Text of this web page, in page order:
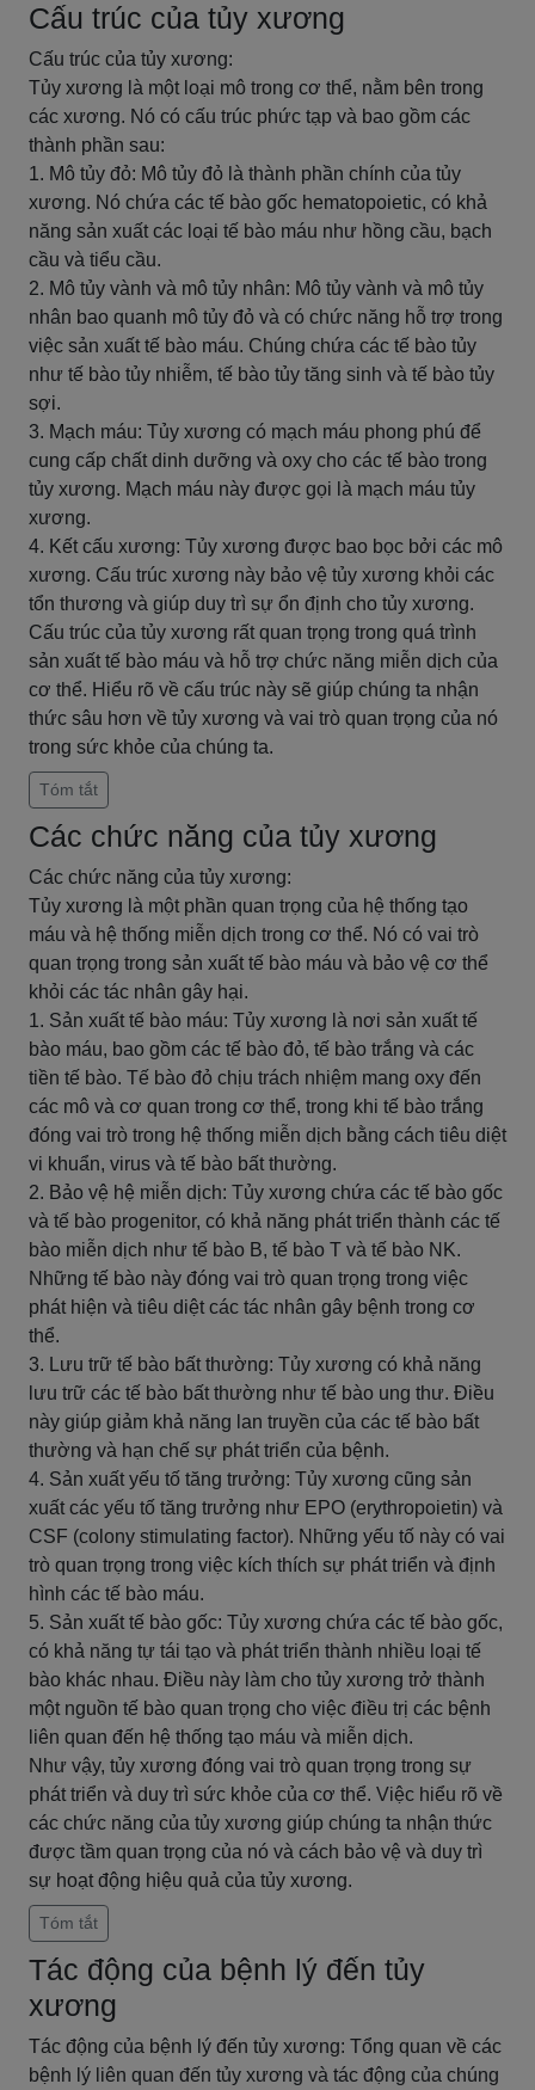
Cấu trúc của tủy xương
Cấu trúc của tủy xương:
Tủy xương là một loại mô trong cơ thể, nằm bên trong
các xương. Nó có cấu trúc phức tạp và bao gồm các
thành phần sau:
1. Mô tủy đỏ: Mô tủy đỏ là thành phần chính của tủy
xương. Nó chứa các tế bào gốc hematopoietic, có khả
năng sản xuất các loại tế bào máu như hồng cầu, bạch
cầu và tiểu cầu.
2. Mô tủy vành và mô tủy nhân: Mô tủy vành và mô tủy
nhân bao quanh mô tủy đỏ và có chức năng hỗ trợ trong
việc sản xuất tế bào máu. Chúng chứa các tế bào tủy
như tế bào tủy nhiễm, tế bào tủy tăng sinh và tế bào tủy
sợi.
3. Mạch máu: Tủy xương có mạch máu phong phú để
cung cấp chất dinh dưỡng và oxy cho các tế bào trong
tủy xương. Mạch máu này được gọi là mạch máu tủy
xương.
4. Kết cấu xương: Tủy xương được bao bọc bởi các mô
xương. Cấu trúc xương này bảo vệ tủy xương khỏi các
tổn thương và giúp duy trì sự ổn định cho tủy xương.
Cấu trúc của tủy xương rất quan trọng trong quá trình
sản xuất tế bào máu và hỗ trợ chức năng miễn dịch của
cơ thể. Hiểu rõ về cấu trúc này sẽ giúp chúng ta nhận
thức sâu hơn về tủy xương và vai trò quan trọng của nó
trong sức khỏe của chúng ta.
Tóm tắt
Các chức năng của tủy xương
Các chức năng của tủy xương:
Tủy xương là một phần quan trọng của hệ thống tạo
máu và hệ thống miễn dịch trong cơ thể. Nó có vai trò
quan trọng trong sản xuất tế bào máu và bảo vệ cơ thể
khỏi các tác nhân gây hại.
1. Sản xuất tế bào máu: Tủy xương là nơi sản xuất tế
bào máu, bao gồm các tế bào đỏ, tế bào trắng và các
tiền tế bào. Tế bào đỏ chịu trách nhiệm mang oxy đến
các mô và cơ quan trong cơ thể, trong khi tế bào trắng
đóng vai trò trong hệ thống miễn dịch bằng cách tiêu diệt
vi khuẩn, virus và tế bào bất thường.
2. Bảo vệ hệ miễn dịch: Tủy xương chứa các tế bào gốc
và tế bào progenitor, có khả năng phát triển thành các tế
bào miễn dịch như tế bào B, tế bào T và tế bào NK.
Những tế bào này đóng vai trò quan trọng trong việc
phát hiện và tiêu diệt các tác nhân gây bệnh trong cơ
thể.
3. Lưu trữ tế bào bất thường: Tủy xương có khả năng
lưu trữ các tế bào bất thường như tế bào ung thư. Điều
này giúp giảm khả năng lan truyền của các tế bào bất
thường và hạn chế sự phát triển của bệnh.
4. Sản xuất yếu tố tăng trưởng: Tủy xương cũng sản
xuất các yếu tố tăng trưởng như EPO (erythropoietin) và
CSF (colony stimulating factor). Những yếu tố này có vai
trò quan trọng trong việc kích thích sự phát triển và định
hình các tế bào máu.
5. Sản xuất tế bào gốc: Tủy xương chứa các tế bào gốc,
có khả năng tự tái tạo và phát triển thành nhiều loại tế
bào khác nhau. Điều này làm cho tủy xương trở thành
một nguồn tế bào quan trọng cho việc điều trị các bệnh
liên quan đến hệ thống tạo máu và miễn dịch.
Như vậy, tủy xương đóng vai trò quan trọng trong sự
phát triển và duy trì sức khỏe của cơ thể. Việc hiểu rõ về
các chức năng của tủy xương giúp chúng ta nhận thức
được tầm quan trọng của nó và cách bảo vệ và duy trì
sự hoạt động hiệu quả của tủy xương.
Tóm tắt
Tác động của bệnh lý đến tủy
xương
Tác động của bệnh lý đến tủy xương: Tổng quan về các
bệnh lý liên quan đến tủy xương và tác động của chúng